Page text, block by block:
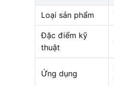
Loại sản phẩm
Đặc điểm kỹ
thuật
Ứng dụng